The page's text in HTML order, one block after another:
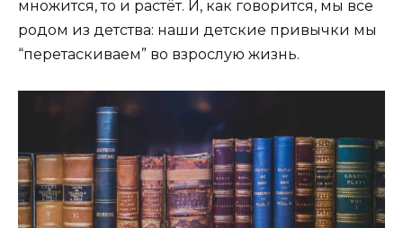
множится, то и растёт. И, как говорится, мы все
родом из детства: наши детские привычки мы
“перетаскиваем” во взрослую жизнь.